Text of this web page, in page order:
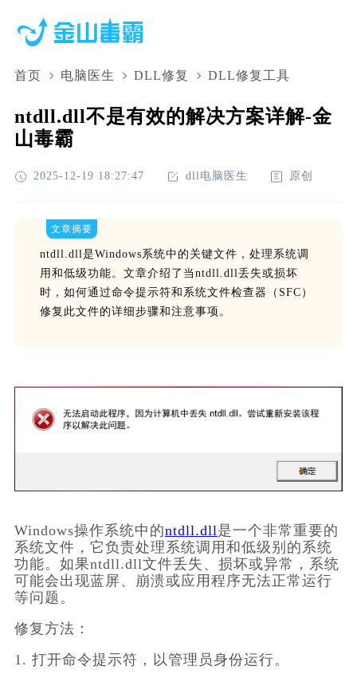
首页 电脑医生 DLL修复 DLL修复工具
ntdll.dll不是有效的解决方案详解-金
山毒霸
2025-12-19 18:27:47 dll电脑医生 原创
文章摘要
ntdll.dll是Windows系统中的关键文件，处理系统调
用和低级功能。文章介绍了当ntdll.dll丢失或损坏
时，如何通过命令提示符和系统文件检查器（SFC）
修复此文件的详细步骤和注意事项。
Windows操作系统中的ntdll.dll是一个非常重要的
系统文件，它负责处理系统调用和低级别的系统
功能。如果ntdll.dll文件丢失、损坏或异常，系统
可能会出现蓝屏、崩溃或应用程序无法正常运行
等问题。
修复方法：
1. 打开命令提示符，以管理员身份运行。